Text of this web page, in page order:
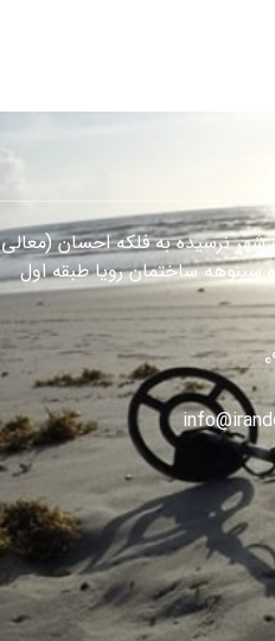
شهر نرسیده به فلکه احسان (معالی
سینوهه ساختمان رویا طبقه اول